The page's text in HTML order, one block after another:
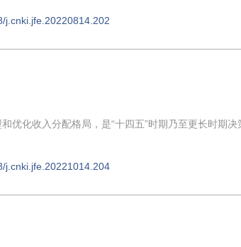
j.cnki.jfe.20220814.202
优化收入分配格局，是“十四五”时期乃至更长时期决
j.cnki.jfe.20221014.204